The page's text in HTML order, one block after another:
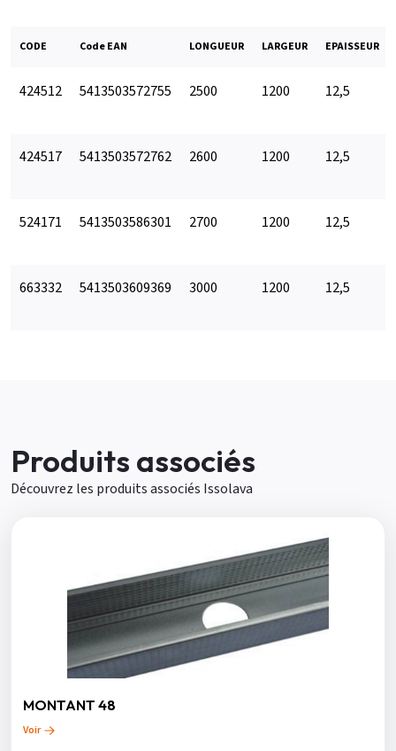
CODE Code EAN LONGUEUR LARGEUR EPAISSEUR
424512 5413503572755 2500 1200 12,5
424517 5413503572762 2600 1200 12,5
524171 5413503586301 2700 1200 12,5
663332 5413503609369 3000 1200 12,5
Produits associés
Découvrez les produits associés Issolava
MONTANT 48
Voir